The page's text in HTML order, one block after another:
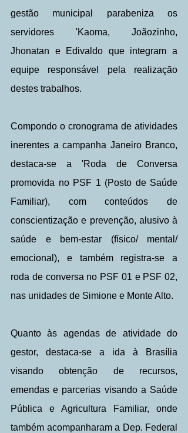
gestão municipal parabeniza os
servidores 'Kaoma, Joãozinho,
Jhonatan e Edivaldo que integram a
equipe responsável pela realização
destes trabalhos.
Compondo o cronograma de atividades
inerentes a campanha Janeiro Branco,
destaca-se a 'Roda de Conversa
promovida no PSF 1 (Posto de Saúde
Familiar), com conteúdos de
conscientização e prevenção, alusivo à
saúde e bem-estar (físico/ mental/
emocional), e também registra-se a
roda de conversa no PSF 01 e PSF 02,
nas unidades de Simione e Monte Alto.
Quanto às agendas de atividade do
gestor, destaca-se a ida à Brasília
visando obtenção de recursos,
emendas e parcerias visando a Saúde
Pública e Agricultura Familiar, onde
também acompanharam a Dep. Federal